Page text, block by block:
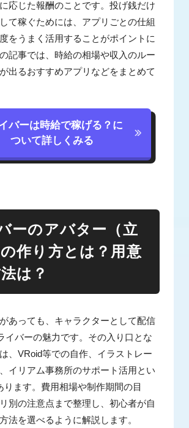
応じた報酬のことです。投げ銭だけ
て稼ぐためには、アプリごとの仕組
をうまく活用することがポイントに
記事では、時給の相場や収入のルー
出るおすすめアプリなどをまとめて
バーは時給で稼げる？に
ついて詳しくみる
ーのアバター（立
作り方とは？用意
は？
あっても、キャラクターとして配信
イバーの魅力です。その入り口とな
、VRoid等での自作、イラストレー
イリアム事務所のサポート活用とい
ります。費用相場や制作期間の目
別の注意点まで整理し、初心者が自
法を選べるように解説します。